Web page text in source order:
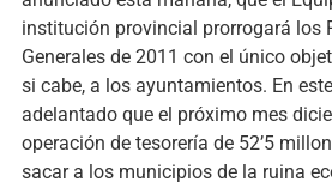
institución provincial prorrogará los
Generales de 2011 con el único
si cabe, a los ayuntamientos. En
adelantado que el próximo mes
operación de tesorería de 52’5
sacar a los municipios de la ruina